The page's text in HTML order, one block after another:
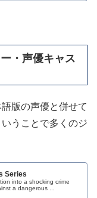
・声優キャス
版の声優と併せて
うことで多くのジ
Series
into a shocking crime
a dangerous ...